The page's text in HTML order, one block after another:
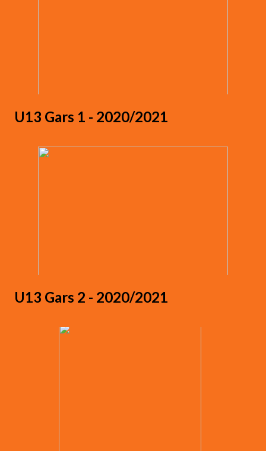
U13 Gars 1 - 2020/2021
U13 Gars 2 - 2020/2021